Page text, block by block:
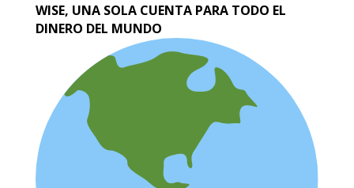
WISE, UNA SOLA CUENTA PARA TODO EL
DINERO DEL MUNDO